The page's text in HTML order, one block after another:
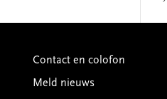
Contact en colofon
Meld nieuws